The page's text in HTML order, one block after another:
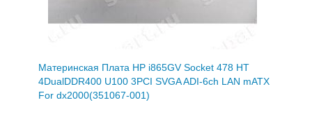
Материнская Плата HP i865GV Socket 478 HT
4DualDDR400 U100 3PCI SVGA ADI-6ch LAN mATX
For dx2000(351067-001)